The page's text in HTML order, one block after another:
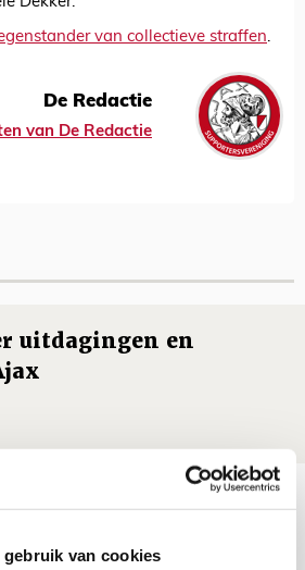
gebruik van cookies
van collectieve straffen.
De Redactie
van De Redactie
uitdagingen en
jij al rol voor